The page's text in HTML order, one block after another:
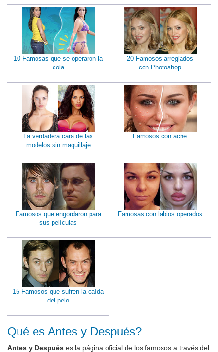
10 Famosas que se operaron la
cola
20 Famosos arreglados
con Photoshop
La verdadera cara de las
modelos sin maquillaje
Famosos con acne
Famosos que engordaron para
sus películas
Famosas con labios operados
15 Famosos que sufren la caída
del pelo
Qué es Antes y Después?
Antes y Después es la página oficial de los famosos a través del